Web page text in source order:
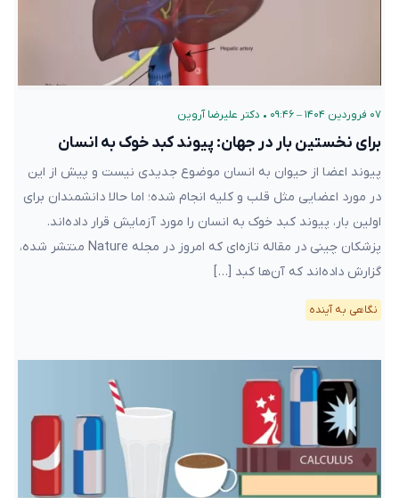
۰۷ فروردین ۱۴۰۴ – ۰۹:۴۶ • دکتر علیرضا آروین
برای نخستین بار در جهان: پیوند کبد خوک به انسان
پیوند اعضا از حیوان به انسان موضوع جدیدی نیست و پیش از این
در مورد اعضایی مثل قلب و کلیه انجام شده؛ اما حالا دانشمندان برای
اولین بار، پیوند کبد خوک به انسان را مورد آزمایش قرار داده‌اند.
پزشکان چینی در مقاله تازه‌ای که امروز در مجله Nature منتشر شده،
گزارش داده‌اند که آن‌ها کبد […]
نگاهی به آینده